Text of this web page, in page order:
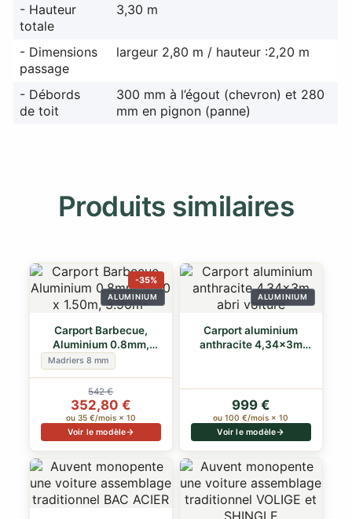
- Hauteur
totale
3,30 m
- Dimensions
passage
largeur 2,80 m / hauteur :2,20 m
- Débords
de toit
300 mm à l’égout (chevron) et 280
mm en pignon (panne)
Produits similaires
-35%
ALUMINIUM
Carport Barbecue,
Aluminium 0.8mm,
2.60 x 1.50m, 3.90m²
Madriers 8 mm
542 €
352,80 €
ou 35 €/mois × 10
Voir le modèle
ALUMINIUM
Carport aluminium
anthracite 4,34x3m
999 €
ou 100 €/mois × 10
Voir le modèle